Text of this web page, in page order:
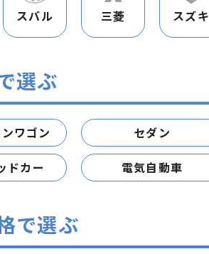
スバル 三菱 スズキ
選ぶ
ワゴン セダン
ドカー 電気自動車
で選ぶ